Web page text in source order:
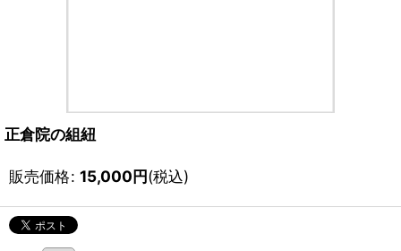
正倉院の組紐
販売価格: 15,000円(税込)